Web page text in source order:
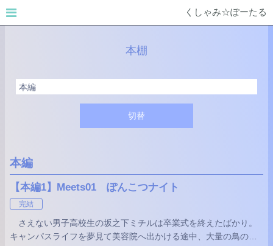
くしゃみ☆ぽーたる
本棚
切替
本編
【本編1】Meets01 ぽんこつナイト
完結
さえない男子高校生の坂之下ミチルは卒業式を終えたばかり。
キャンパスライフを夢見て美容院へ出かける途中、大量の鳥の羽